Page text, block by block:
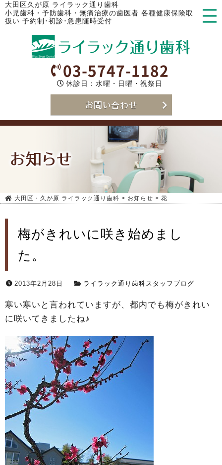
大田区久が原 ライラック通り歯科
小児歯科・予防歯科・無痛治療の歯医者 各種健康保険取
扱い 予約制･初診･急患随時受付
03-5747-1182
休診日：水曜・日曜・祝祭日
お問い合わせ
お知らせ
大田区・久が原 ライラック通り歯科 > お知らせ > 花
梅がきれいに咲き始めまし
た。
2013年2月28日 ライラック通り歯科スタッフブログ
寒い寒いと言われていますが、都内でも梅がきれい
に咲いてきましたね♪